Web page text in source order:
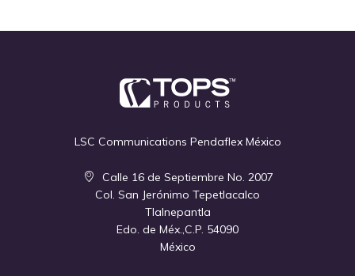
LSC Communications Pendaflex México
Calle 16 de Septiembre No. 2007
Col. San Jerónimo Tepetlacalco
Tlalnepantla
Edo. de Méx.,C.P. 54090
México